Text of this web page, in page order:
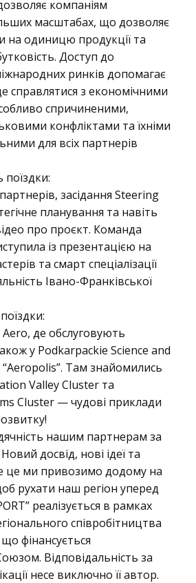
компаніям
масштабах, що дозволяє
на одиницю продукції та
Доступ до
ринків допомагає
справлятися з економічними
спричиненими,
конфліктами та їхніми
для всіх партнерів
засідання Steering
планування та навіть
про проєкт. Команда
із презентацією на
та смарт спеціалізації
Івано-Франківської
де обслуговують
у Podkarpackie Science and
Там знайомились
Valley Cluster та
Cluster — чудові приклади
нашим партнерам за
досвід, нові ідеї та
це ми привозимо додому на
рухати наш регіон уперед
реалізується в рамках
співробітництва
фінансується
Відповідальність за
несе виключно її автор.